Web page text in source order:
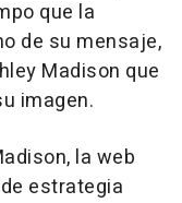
que la
de su mensaje,
Madison que
imagen.
la web
estrategia